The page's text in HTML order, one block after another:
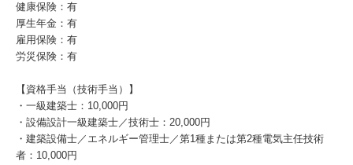
健康保険：有
厚生年金：有
雇用保険：有
労災保険：有
【資格手当（技術手当）】
・一級建築士：10,000円
・設備設計一級建築士／技術士：20,000円
・建築設備士／エネルギー管理士／第1種または第2種電気主任技術
者：10,000円